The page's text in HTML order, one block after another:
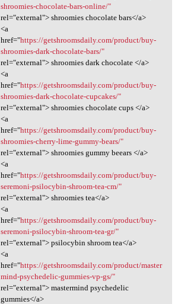
shroomies-chocolate-bars-online/"
rel="external"> shroomies chocolate bars</a>
<a
href="https://getshroomsdaily.com/product/buy-
shroomies-dark-chocolate-bars/"
rel="external"> shroomies dark chocolate </a>
<a
href="https://getshroomsdaily.com/product/buy-
shroomies-dark-chocolate-cupcakes/"
rel="external"> shroomies chocolate cups </a>
<a
href="https://getshroomsdaily.com/product/buy-
shroomies-cherry-lime-gummy-bears/"
rel="external"> shroomies gummy beears </a>
<a
href="https://getshroomsdaily.com/product/buy-
seremoni-psilocybin-shroom-tea-cm/"
rel="external"> shroomies tea</a>
<a
href="https://getshroomsdaily.com/product/buy-
seremoni-psilocybin-shroom-tea-gr/"
rel="external"> psilocybin shroom tea</a>
<a
href="https://getshroomsdaily.com/product/master
mind-psychedelic-gummies-vp-gs/"
rel="external"> mastermind psychedelic
gummies</a>